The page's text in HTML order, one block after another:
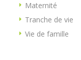
Maternité
Tranche de vie
Vie de famille